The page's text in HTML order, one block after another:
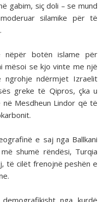
gabim, siç doli – se mund
silamike për të
nëpër botën islame për
mësoi se kjo vinte me një
ngrohje ndërmjet Izraelit
greke të Qipros, çka u
Mesdheun Lindor që të
e saj nga Ballkani
shumë rëndësi, Turqia
të cilët frenojnë peshën e